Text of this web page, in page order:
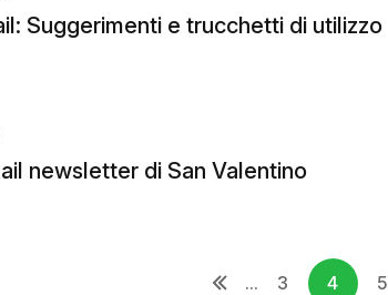
Suggerimenti e trucchetti di utilizzo
newsletter di San Valentino
... 3 4 5